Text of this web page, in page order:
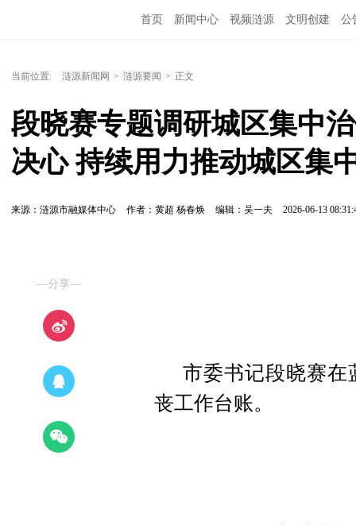
首页 新闻中心 视频涟源 文明创建 公
当前位置: 涟源新闻网 > 涟源要闻 > 正文
段晓赛专题调研城区集中
决心 持续用力推动城区集
来源：涟源市融媒体中心 作者：黄超 杨春焕 编辑：吴一夫 2026-06-13
—分享—
市委书记段晓赛在
丧工作台账。